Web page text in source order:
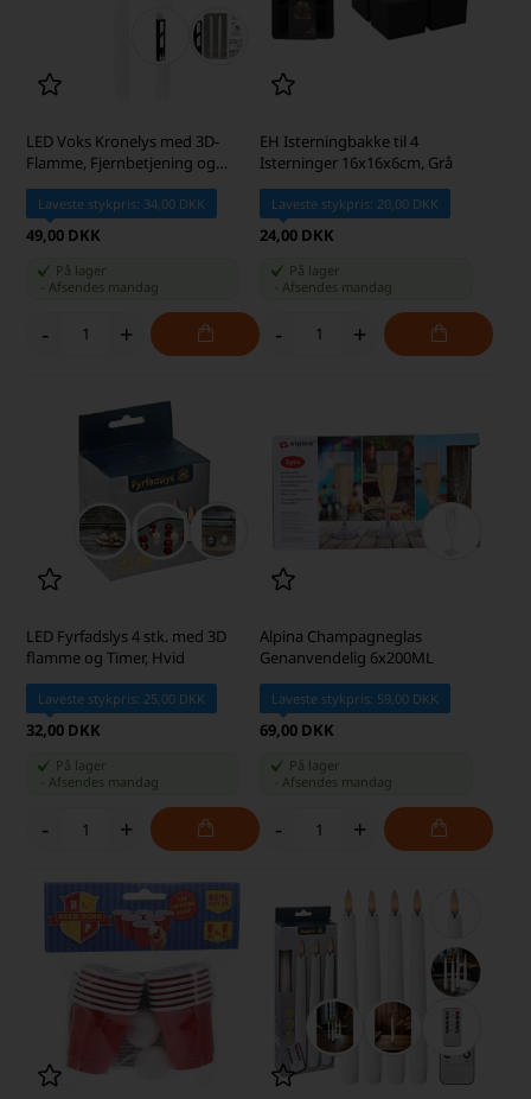
LED Voks Kronelys med 3D-
Flamme, Fjernbetjening og
Timer, Hvid, 2 stk.
Laveste stykpris: 34,00 DKK
49,00 DKK
På lager
Afsendes mandag
- +
EH Isterningbakke til 4
Isterninger 16x16x6cm, Grå
Laveste stykpris: 20,00 DKK
24,00 DKK
På lager
Afsendes mandag
- +
LED Fyrfadslys 4 stk. med 3D
flamme og Timer, Hvid
Laveste stykpris: 25,00 DKK
32,00 DKK
På lager
-Afsendes mandag
- +
Alpina Champagneglas
Genanvendelig 6x200ML
Laveste stykpris: 59,00 DKK
69,00 DKK
På lager
Afsendes mandag
- +